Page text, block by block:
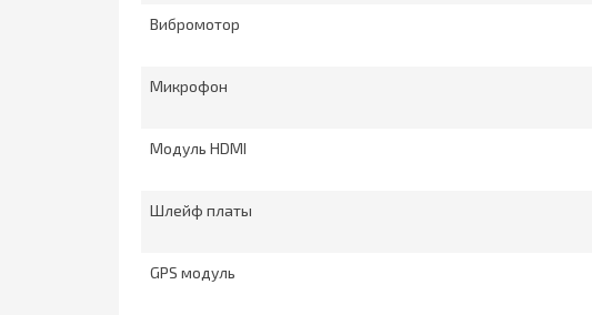
Вибромотор
Микрофон
Модуль HDMI
Шлейф платы
GPS модуль